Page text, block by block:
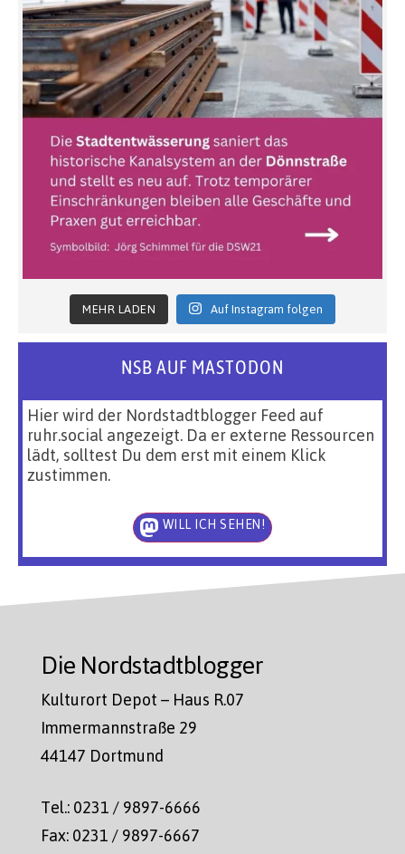
MEHR LADEN Auf Instagram folgen
NSB AUF MASTODON
Hier wird der Nordstadtblogger Feed auf
ruhr.social angezeigt. Da er externe Ressourcen
lädt, solltest Du dem erst mit einem Klick
zustimmen.
WILL ICH SEHEN!
Die Nordstadtblogger
Kulturort Depot – Haus R.07
Immermannstraße 29
44147 Dortmund
Tel.: 0231 / 9897-6666
Fax: 0231 / 9897-6667